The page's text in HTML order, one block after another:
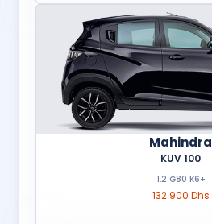
Mahindra
KUV 100
1.2 G80 K6+
132 900 Dhs